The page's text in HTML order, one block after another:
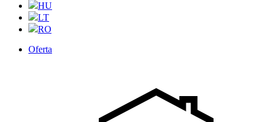
HU
LT
RO
Oferta